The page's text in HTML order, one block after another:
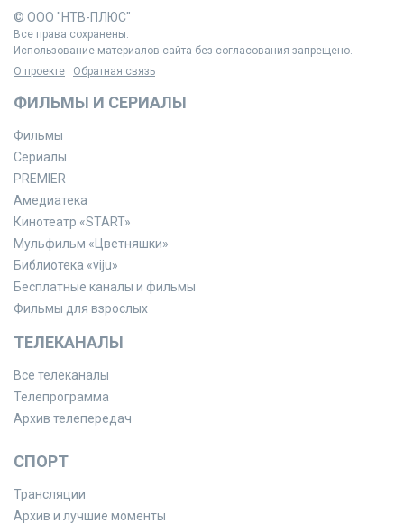
© ООО "НТВ-ПЛЮС"
Все права сохранены.
Использование материалов сайта без согласования запрещено.
О проекте
Обратная связь
ФИЛЬМЫ И СЕРИАЛЫ
Фильмы
Сериалы
PREMIER
Амедиатека
Кинотеатр «START»
Мульфильм «Цветняшки»
Библиотека «viju»
Бесплатные каналы и фильмы
Фильмы для взрослых
ТЕЛЕКАНАЛЫ
Все телеканалы
Телепрограмма
Архив телепередач
СПОРТ
Трансляции
Архив и лучшие моменты